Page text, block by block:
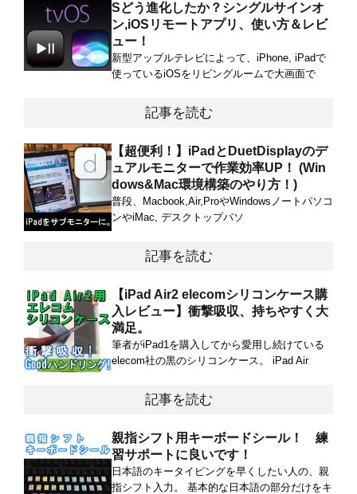
Sどう進化したか？シングルサインオ
ン,iOSリモートアプリ、使い方＆レビ
ュー！
新型アップルテレビによって、iPhone, iPadで
使っているiOSをリビングルームで大画面で
記事を読む
【超便利！】iPadとDuetDisplayのデ
ュアルモニターで作業効率UP！ (Win
dows&Mac環境構築のやり方！)
普段、Macbook,Air,ProやWindowsノートパソコ
ンやiMac, デスクトップパソ
記事を読む
【iPad Air2 elecomシリコンケース購
入レビュー】衝撃吸収、持ちやすく大
満足。
筆者がiPad1を購入してから愛用し続けている
elecom社の黒のシリコンケース。 iPad Air
記事を読む
親指シフト用キーボードシール！ 練
習サポートに良いです！
日本語のキータイピングを早くしたい人の、親
指シフト入力。 基本的な日本語の部分だけをキ